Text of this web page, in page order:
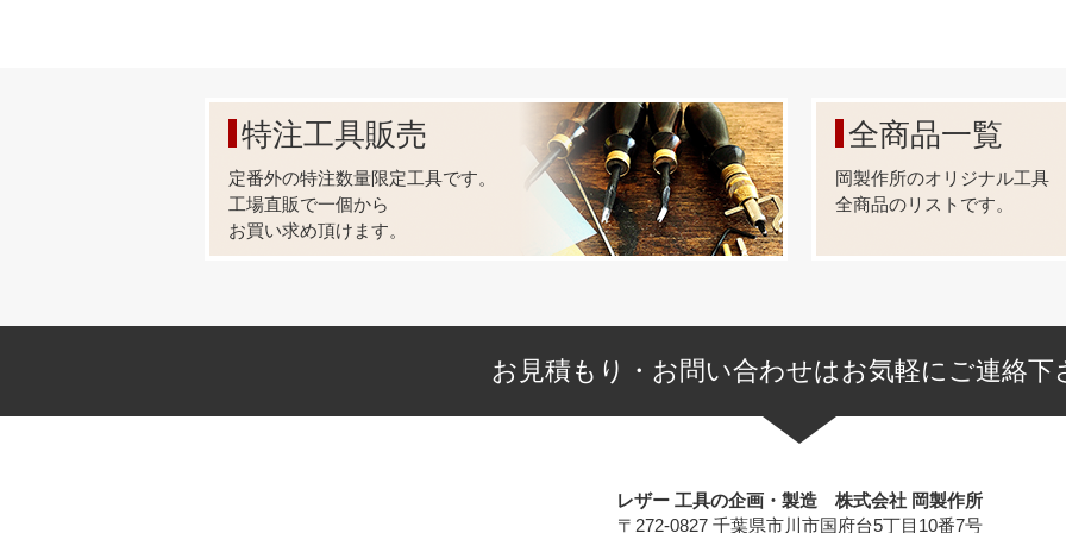
特注工具販売
定番外の特注数量限定工具です。
工場直販で一個から
お買い求め頂けます。
全商品一覧
岡製作所のオリジナル工具
全商品のリストです。
お見積もり・お問い合わせはお気軽にご連絡下
レザー 工具の企画・製造 株式会社 岡製作所
〒272-0827 千葉県市川市国府台5丁目10番7号